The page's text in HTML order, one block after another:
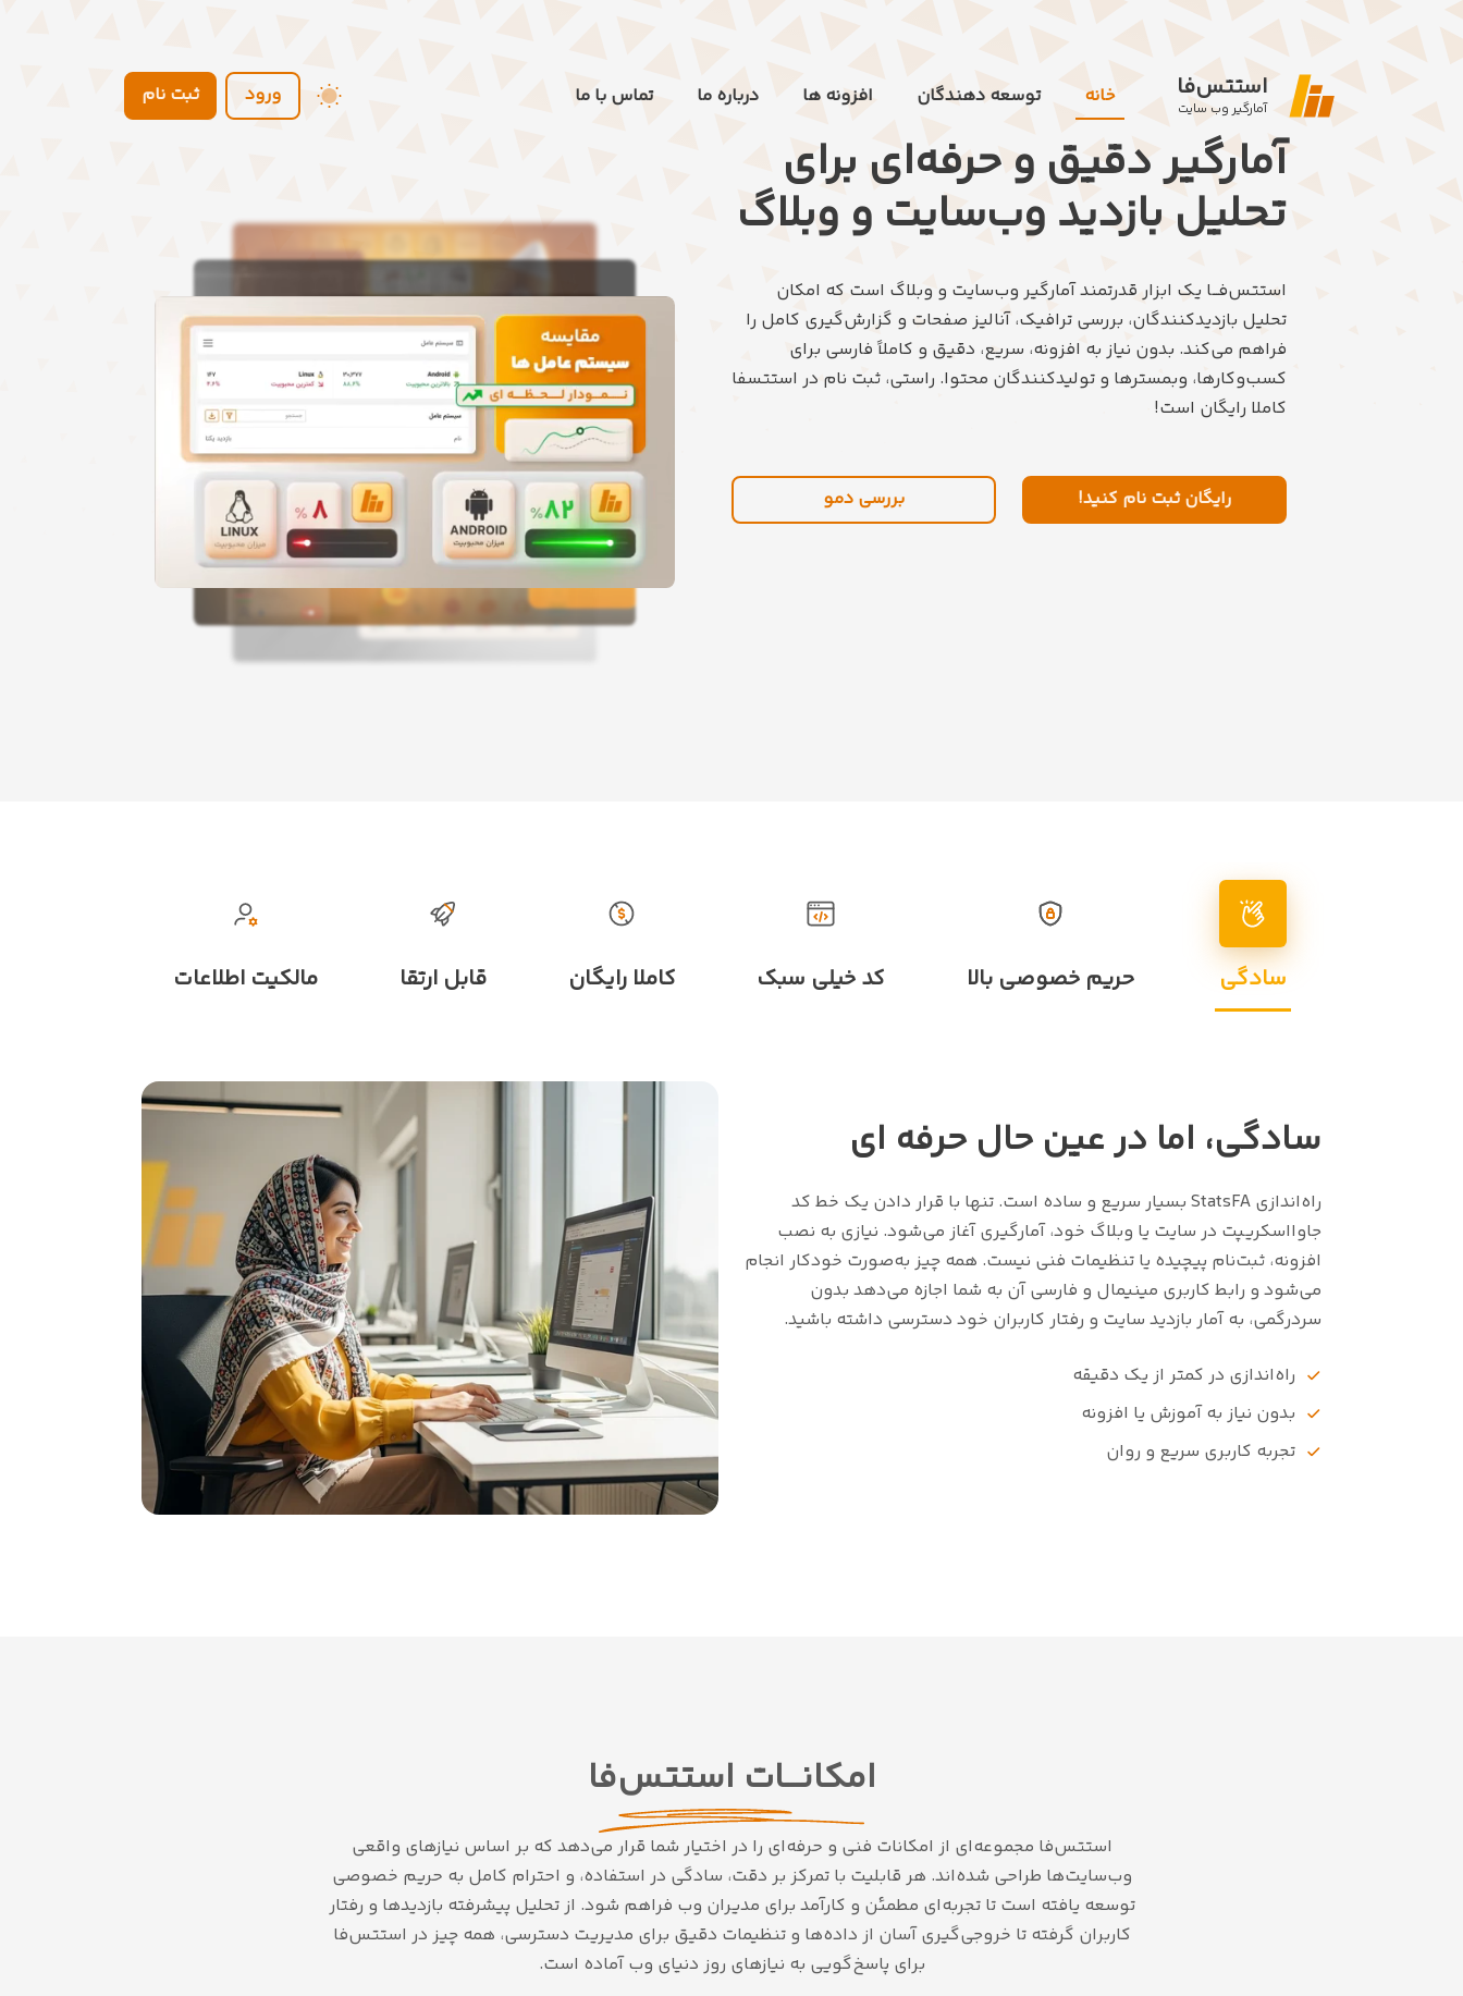
استتس‌فا
آمارگیر وب سایت خانه توسعه دهندگان افزونه ها درباره ما تماس با ما ورود ثبت نام
آمارگیر دقیق و حرفه‌ای برای
تحلیل بازدید وب‌سایت و وبلاگ
استتس‌فـــا یک ابزار قدرتمند آمارگیر وب‌سایت و وبلاگ است که امکان
تحلیل بازدیدکنندگان، بررسی ترافیک، آنالیز صفحات و گزارش‌گیری کامل را
فراهم می‌کند. بدون نیاز به افزونه، سریع، دقیق و کاملاً فارسی برای
کسب‌وکارها، وبمسترها و تولیدکنندگان محتوا. راستی، ثبت نام در استتسفا
کاملا رایگان است!
رایگان ثبت نام کنید! بررسی دمو
سادگی حریم خصوصی بالا کد خیلی سبک کاملا رایگان قابل ارتقا مالکیت اطلاعات
سادگی، اما در عین حال حرفه ای
راه‌اندازی StatsFA بسیار سریع و ساده است. تنها با قرار دادن یک خط کد
جاوااسکریپت در سایت یا وبلاگ خود، آمارگیری آغاز می‌شود. نیازی به نصب
افزونه، ثبت‌نام پیچیده یا تنظیمات فنی نیست. همه چیز به‌صورت خودکار انجام
می‌شود و رابط کاربری مینیمال و فارسی آن به شما اجازه می‌دهد بدون
سردرگمی، به آمار بازدید سایت و رفتار کاربران خود دسترسی داشته باشید.
راه‌اندازی در کمتر از یک دقیقه
بدون نیاز به آموزش یا افزونه
تجربه کاربری سریع و روان
امکانـــات استتس‌فا
استتس‌فا مجموعه‌ای از امکانات فنی و حرفه‌ای را در اختیار شما قرار می‌دهد که بر اساس نیازهای واقعی
وب‌سایت‌ها طراحی شده‌اند. هر قابلیت با تمرکز بر دقت، سادگی در استفاده، و احترام کامل به حریم خصوصی
توسعه یافته است تا تجربه‌ای مطمئن و کارآمد برای مدیران وب فراهم شود. از تحلیل پیشرفته بازدیدها و رفتار
کاربران گرفته تا خروجی‌گیری آسان از داده‌ها و تنظیمات دقیق برای مدیریت دسترسی، همه چیز در استتس‌فا
برای پاسخ‌گویی به نیازهای روز دنیای وب آماده است.